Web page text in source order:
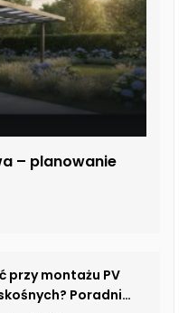
– planowanie
przy montażu PV
Poradnik